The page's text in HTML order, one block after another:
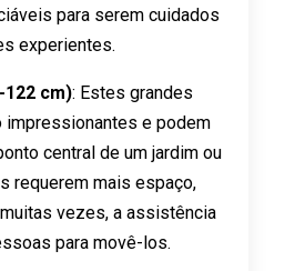
para serem cuidados
experientes.
122 cm): Estes grandes
impressionantes e podem
central de um jardim ou
requerem mais espaço,
vezes, a assistência
para movê-los.